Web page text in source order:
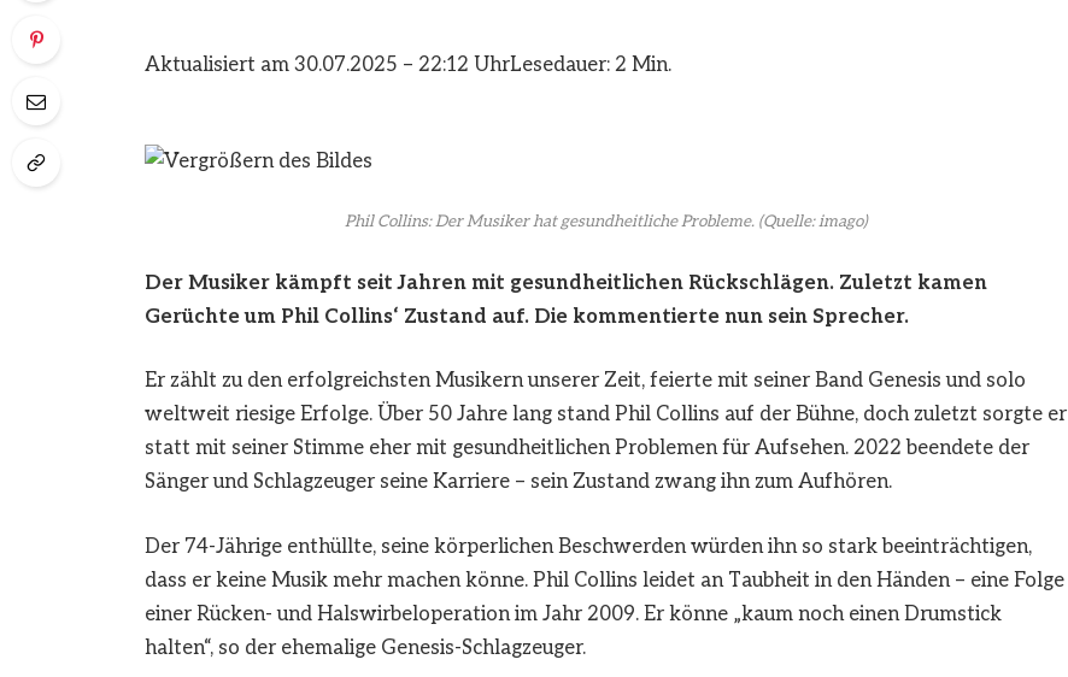
Aktualisiert am 30.07.2025 – 22:12 UhrLesedauer: 2 Min.
Phil Collins: Der Musiker hat gesundheitliche Probleme. (Quelle: imago)
Der Musiker kämpft seit Jahren mit gesundheitlichen Rückschlägen. Zuletzt kamen
Gerüchte um Phil Collins‘ Zustand auf. Die kommentierte nun sein Sprecher.
Er zählt zu den erfolgreichsten Musikern unserer Zeit, feierte mit seiner Band Genesis und solo
weltweit riesige Erfolge. Über 50 Jahre lang stand Phil Collins auf der Bühne, doch zuletzt sorgte er
statt mit seiner Stimme eher mit gesundheitlichen Problemen für Aufsehen. 2022 beendete der
Sänger und Schlagzeuger seine Karriere – sein Zustand zwang ihn zum Aufhören.
Der 74-Jährige enthüllte, seine körperlichen Beschwerden würden ihn so stark beeinträchtigen,
dass er keine Musik mehr machen könne. Phil Collins leidet an Taubheit in den Händen – eine Folge
einer Rücken- und Halswirbeloperation im Jahr 2009. Er könne „kaum noch einen Drumstick
halten“, so der ehemalige Genesis-Schlagzeuger.